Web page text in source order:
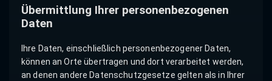
Übermittlung Ihrer personenbezogenen
Daten
Ihre Daten, einschließlich personenbezogener Daten,
können an Orte übertragen und dort verarbeitet werden,
an denen andere Datenschutzgesetze gelten als in Ihrer